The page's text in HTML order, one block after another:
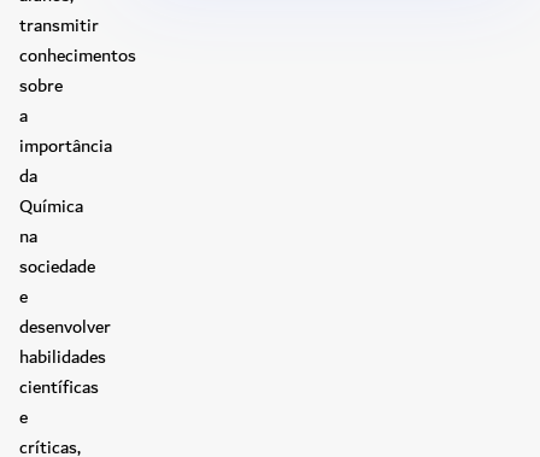
transmitir
conhecimentos
sobre
a
importância
da
Química
na
sociedade
e
desenvolver
habilidades
científicas
e
críticas,